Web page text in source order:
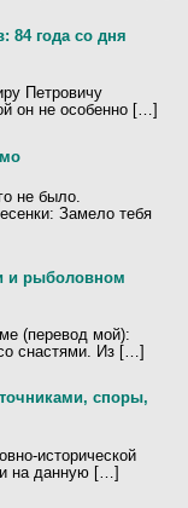
84 года со дня
Петровичу
он не особенно […]
не было.
Замело тебя
и рыболовном
(перевод мой):
снастями. Из […]
споры,
исторической
на данную […]